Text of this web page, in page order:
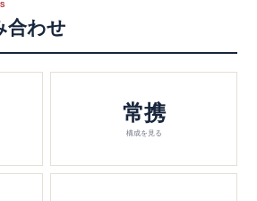
合わせ
常携
構成を見る